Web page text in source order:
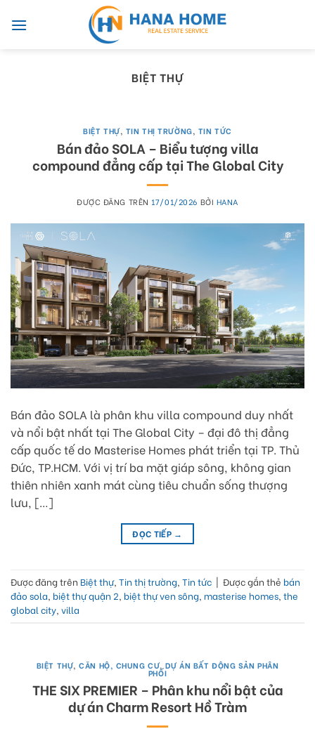
BIỆT THỰ
BIỆT THỰ, TIN THỊ TRƯỜNG, TIN TỨC
Bán đảo SOLA – Biểu tượng villa
compound đẳng cấp tại The Global City
ĐƯỢC ĐĂNG TRÊN 17/01/2026 BỞI HANA
Bán đảo SOLA là phân khu villa compound duy nhất
và nổi bật nhất tại The Global City – đại đô thị đẳng
cấp quốc tế do Masterise Homes phát triển tại TP. Thủ
Đức, TP.HCM. Với vị trí ba mặt giáp sông, không gian
thiên nhiên xanh mát cùng tiêu chuẩn sống thượng
lưu, […]
ĐỌC TIẾP →
Được đăng trên Biệt thự, Tin thị trường, Tin tức | Được gắn thẻ bán
đảo sola, biệt thự quận 2, biệt thự ven sông, masterise homes, the
global city, villa
BIỆT THỰ,CĂN HỘ, CHUNG CƯ,DỰ ÁN BẤT ĐỘNG SẢN PHÂN
PHỐI
THE SIX PREMIER – Phân khu nổi bật của
dự án Charm Resort Hồ Tràm